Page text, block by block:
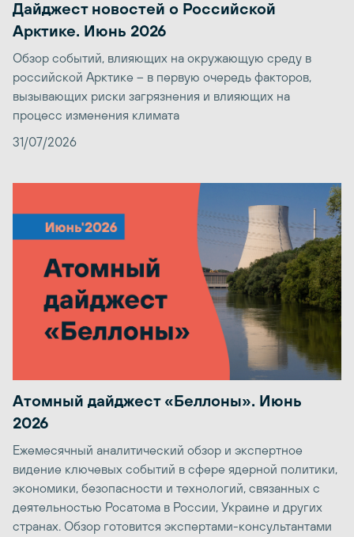
Дайджест новостей о Российской
Арктике. Июнь 2026
Обзор событий, влияющих на окружающую среду в
российской Арктике – в первую очередь факторов,
вызывающих риски загрязнения и влияющих на
процесс изменения климата
31/07/2026
Атомный дайджест «Беллоны». Июнь
2026
Ежемесячный аналитический обзор и экспертное
видение ключевых событий в сфере ядерной политики,
экономики, безопасности и технологий, связанных с
деятельностью Росатома в России, Украине и других
странах. Обзор готовится экспертами-консультантами